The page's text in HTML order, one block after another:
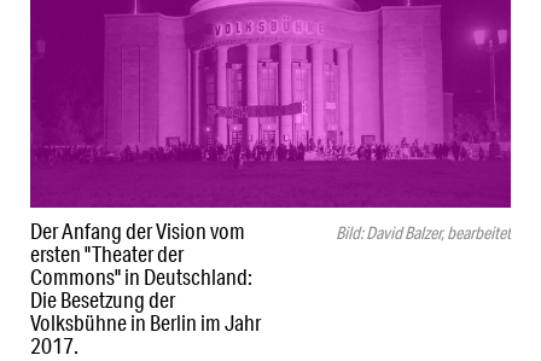
Der Anfang der Vision vom
ersten "Theater der
Commons" in Deutschland:
Die Besetzung der
Volksbühne in Berlin im Jahr
2017.
Bild: David Balzer, bearbeitet